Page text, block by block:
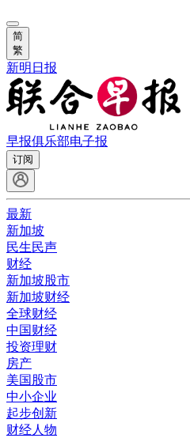
简
繁
新明日报
早报俱乐部电子报
订阅
最新
新加坡
民生民声
财经
新加坡股市
新加坡财经
全球财经
中国财经
投资理财
房产
美国股市
中小企业
起步创新
财经人物